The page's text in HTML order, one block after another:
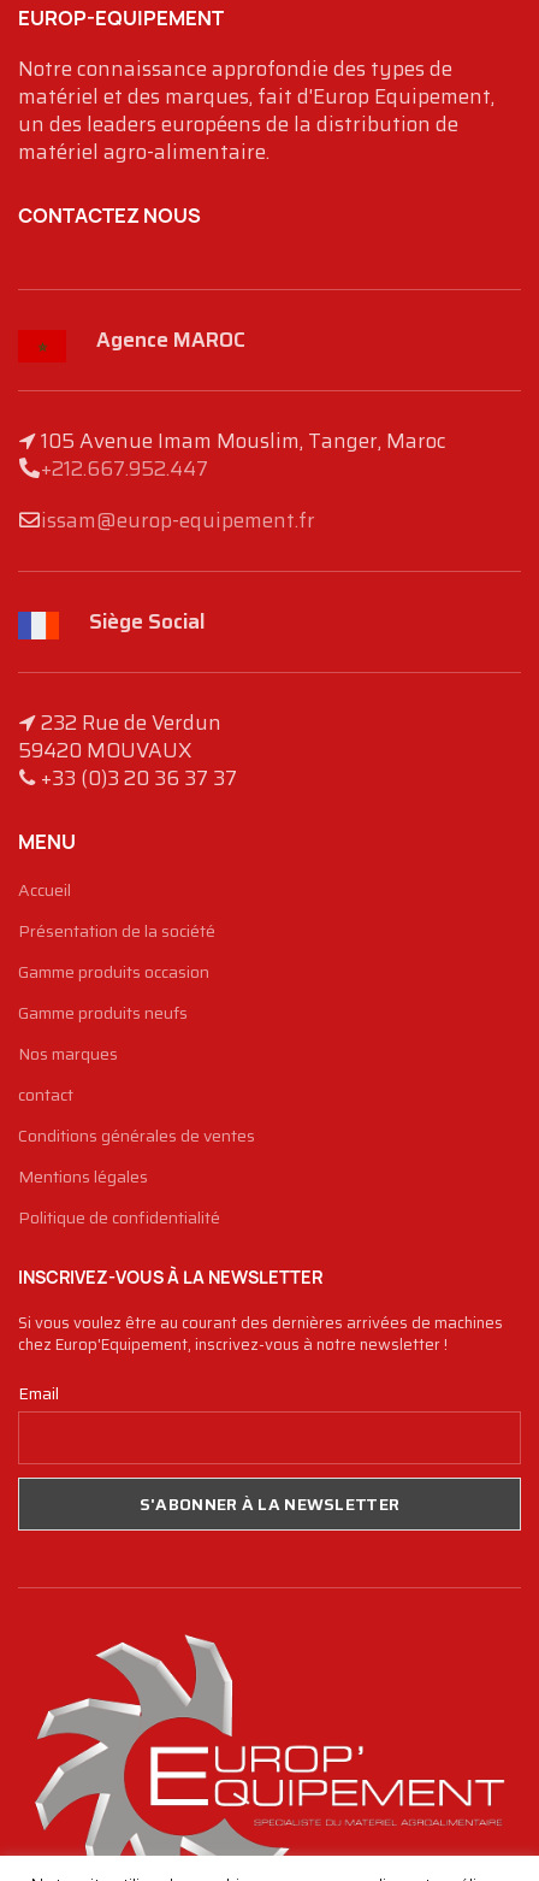
EUROP-EQUIPEMENT
Notre connaissance approfondie des types de
matériel et des marques, fait d'Europ Equipement,
un des leaders européens de la distribution de
matériel agro-alimentaire.
CONTACTEZ NOUS
Agence MAROC
105 Avenue Imam Mouslim, Tanger, Maroc
+212.667.952.447
issam@europ-equipement.fr
Siège Social
232 Rue de Verdun
59420 MOUVAUX
+33 (0)3 20 36 37 37
MENU
Accueil
Présentation de la société
Gamme produits occasion
Gamme produits neufs
Nos marques
contact
Conditions générales de ventes
Mentions légales
Politique de confidentialité
INSCRIVEZ-VOUS À LA NEWSLETTER
Si vous voulez être au courant des dernières arrivées de machines
chez Europ'Equipement, inscrivez-vous à notre newsletter !
Email